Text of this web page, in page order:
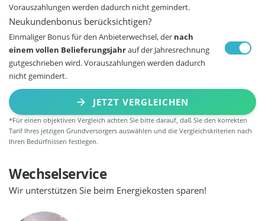
Vorauszahlungen werden dadurch nicht gemindert.
Neukundenbonus berücksichtigen?
Einmaliger Bonus für den Anbieterwechsel, der nach
einem vollen Belieferungsjahrauf der Jahresrechnung
gutgeschrieben wird. Vorauszahlungen werden dadurch
nicht gemindert.
JETZT VERGLEICHEN
*Für einen objektiven Vergleich achten Sie bitte darauf, daß Sie den korrekten
Tarif Ihres jetzigen Grundversorgers auswählen und die Vergleichskriterien nach
Ihren Bedürfnissen festlegen.
Wechselservice
Wir unterstützen Sie beim Energiekosten sparen!